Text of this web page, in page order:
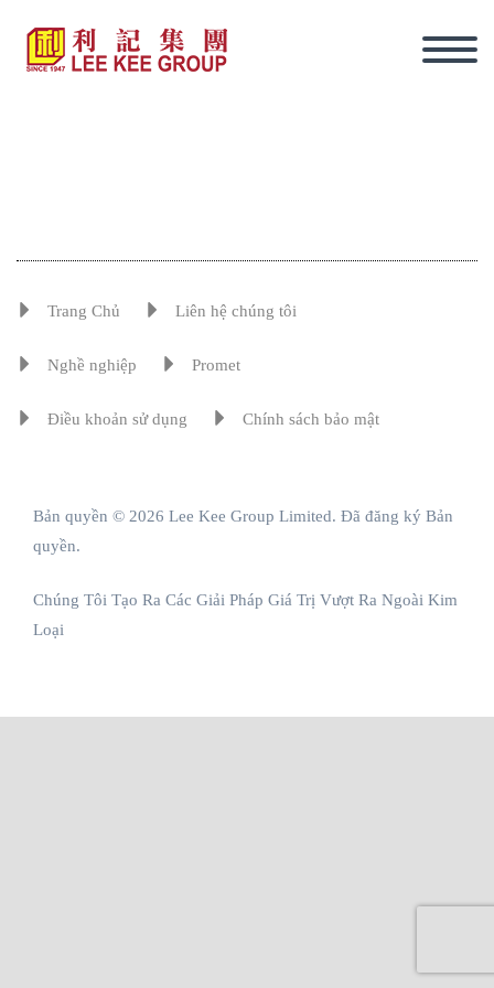
Trang Chủ Liên hệ chúng tôi
Nghề nghiệp Promet
Điều khoản sử dụng Chính sách bảo mật
Bản quyền © 2026 Lee Kee Group Limited. Đã đăng ký Bản
quyền.
Chúng Tôi Tạo Ra Các Giải Pháp Giá Trị Vượt Ra Ngoài Kim
Loại